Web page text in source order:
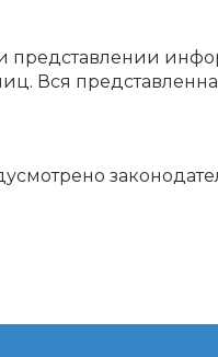
представлении
Вся